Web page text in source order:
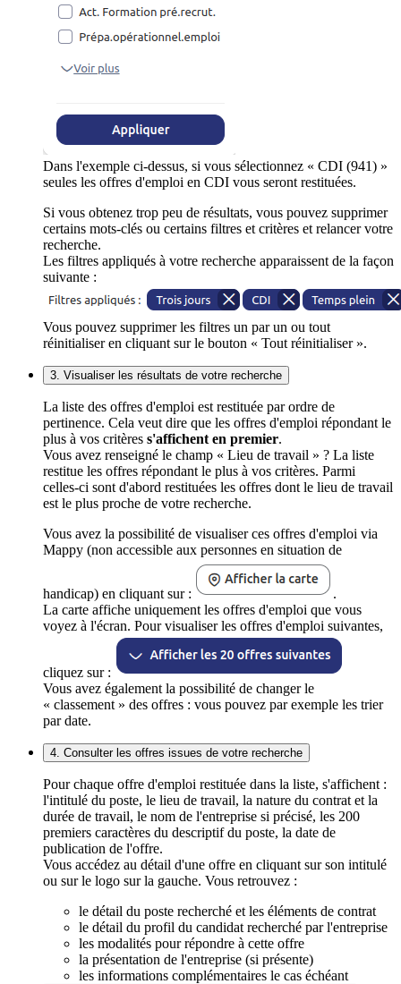
Dans l'exemple ci-dessus, si vous sélectionnez « CDI (941) »
seules les offres d'emploi en CDI vous seront restituées.
Si vous obtenez trop peu de résultats, vous pouvez supprimer
certains mots-clés ou certains filtres et critères et relancer votre
recherche.
Les filtres appliqués à votre recherche apparaissent de la façon
suivante :
Vous pouvez supprimer les filtres un par un ou tout
réinitialiser en cliquant sur le bouton « Tout réinitialiser ».
3. Visualiser les résultats de votre recherche
La liste des offres d'emploi est restituée par ordre de
pertinence. Cela veut dire que les offres d'emploi répondant le
plus à vos critères s'affichent en premier.
Vous avez renseigné le champ « Lieu de travail » ? La liste
restitue les offres répondant le plus à vos critères. Parmi
celles-ci sont d'abord restituées les offres dont le lieu de travail
est le plus proche de votre recherche.
Vous avez la possibilité de visualiser ces offres d'emploi via
Mappy (non accessible aux personnes en situation de
handicap) en cliquant sur :
.
La carte affiche uniquement les offres d'emploi que vous
voyez à l'écran. Pour visualiser les offres d'emploi suivantes,
cliquez sur :
Vous avez également la possibilité de changer le
« classement » des offres : vous pouvez par exemple les trier
par date.
4. Consulter les offres issues de votre recherche
Pour chaque offre d'emploi restituée dans la liste, s'affichent :
l'intitulé du poste, le lieu de travail, la nature du contrat et la
durée de travail, le nom de l'entreprise si précisé, les 200
premiers caractères du descriptif du poste, la date de
publication de l'offre.
Vous accédez au détail d'une offre en cliquant sur son intitulé
ou sur le logo sur la gauche. Vous retrouvez :
le détail du poste recherché et les éléments de contrat
le détail du profil du candidat recherché par l'entreprise
les modalités pour répondre à cette offre
la présentation de l'entreprise (si présente)
les informations complémentaires le cas échéant